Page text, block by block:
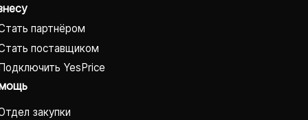
партнёром
поставщиком
YesPrice
закупки